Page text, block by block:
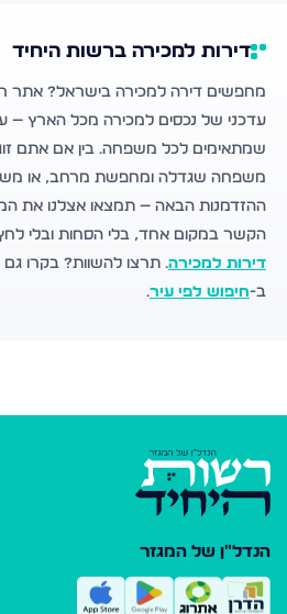
דירות למכירה ברשות היחיד
מחפשים דירה למכירה בישראל? אתר
עדכני של נכסים למכירה מכל הארץ —
שמתאימים לכל משפחה. בין אם אתם
משפחה שגדלה ומחפשת מרחב, או
ההזדמנות הבאה — תמצאו אצלנו את
הקשר במקום אחד, בלי הסחות ובלי
דירות למכירה. תרצו להשוות? בקרו
ב-חיפוש לפי עיר.
הנדל"ן של המגזר